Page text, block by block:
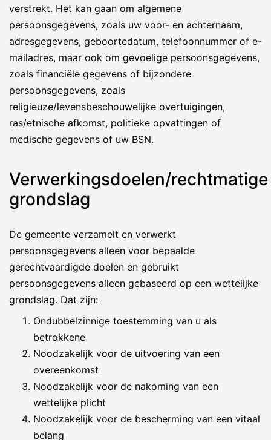
verstrekt. Het kan gaan om algemene
persoonsgegevens, zoals uw voor- en achternaam,
adresgegevens, geboortedatum, telefoonnummer of e-
mailadres, maar ook om gevoelige persoonsgegevens,
zoals financiële gegevens of bijzondere
persoonsgegevens, zoals
religieuze/levensbeschouwelijke overtuigingen,
ras/etnische afkomst, politieke opvattingen of
medische gegevens of uw BSN.
Verwerkingsdoelen/rechtmatige
grondslag
De gemeente verzamelt en verwerkt
persoonsgegevens alleen voor bepaalde
gerechtvaardigde doelen en gebruikt
persoonsgegevens alleen gebaseerd op een wettelijke
grondslag. Dat zijn:
Ondubbelzinnige toestemming van u als
betrokkene
Noodzakelijk voor de uitvoering van een
overeenkomst
Noodzakelijk voor de nakoming van een
wettelijke plicht
Noodzakelijk voor de bescherming van een vitaal
belang